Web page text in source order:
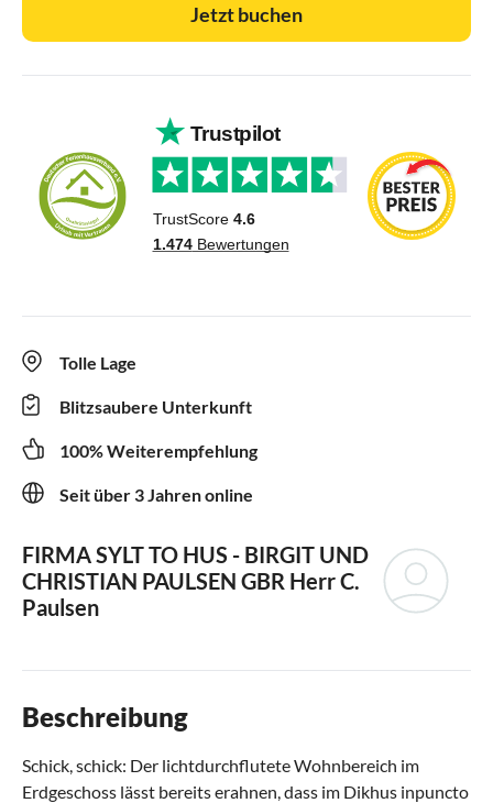
Jetzt buchen
Tolle Lage
Blitzsaubere Unterkunft
100% Weiterempfehlung
Seit über 3 Jahren online
FIRMA SYLT TO HUS - BIRGIT UND
CHRISTIAN PAULSEN GBR Herr C.
Paulsen
Beschreibung
Schick, schick: Der lichtdurchflutete Wohnbereich im
Erdgeschoss lässt bereits erahnen, dass im Dikhus inpuncto